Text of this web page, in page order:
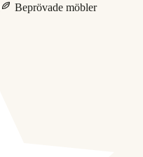
Beprövade möbler